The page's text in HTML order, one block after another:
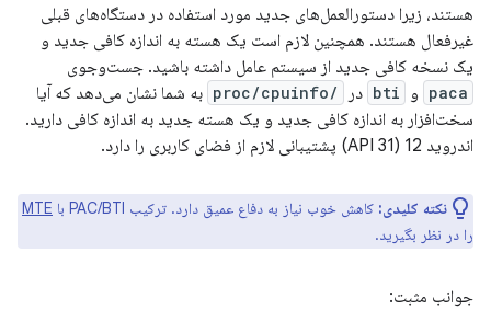
هستند، زیرا دستورالعمل‌های جدید مورد استفاده در دستگاه‌های قبلی
غیرفعال هستند. همچنین لازم است یک هسته به اندازه کافی جدید و
یک نسخه کافی جدید از سیستم عامل داشته باشید. جست‌وجوی
paca و bti در /proc/cpuinfo
به شما نشان می‌دهد که آیا
سخت‌افزار به اندازه کافی جدید و یک هسته جدید به اندازه کافی دارید.
اندروید 12 (API 31) پشتیبانی لازم از فضای کاربری را دارد.
نکته کلیدی: کاهش خوب نیاز به دفاع عمیق دارد. ترکیب PAC/BTI با
MTE
را در نظر بگیرید.
جوانب مثبت: